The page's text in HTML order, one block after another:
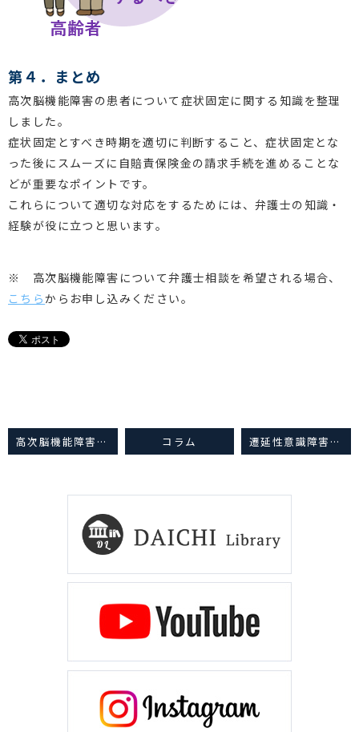
第４．まとめ
高次脳機能障害の患者について症状固定に関する知識を整理
しました。
症状固定とすべき時期を適切に判断すること、症状固定とな
った後にスムーズに自賠責保険金の請求手続を進めることな
どが重要なポイントです。
これらについて適切な対応をするためには、弁護士の知識・
経験が役に立つと思います。
※ 高次脳機能障害について弁護士相談を希望される場合、
こちらからお申し込みください。
高次脳機能障害⑦（損害項目） コラム 遷延性意識障害⑧（成年後見）